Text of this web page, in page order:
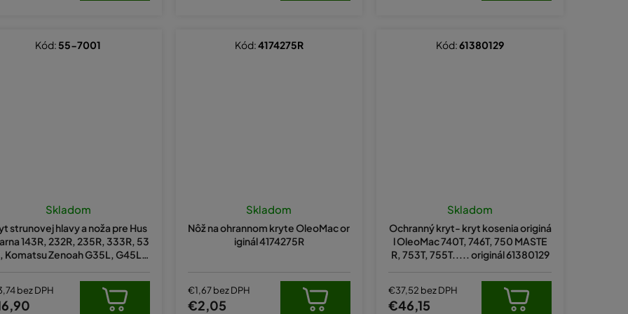
strunovej hlavy a noža pre Hus
143R, 232R, 235R, 333R, 53
Komatsu Zenoah G35L, G45L n
Skladom
bez DPH
Kód: 55-7001
Nôž na ohrannom kryte OleoMac or
iginál 4174275R
Skladom
€1,67 bez DPH
€2,05
Kód:4174275R
Ochranný kryt- kryt kosenia originá
l OleoMac 740T, 746T, 750 MASTE
R, 753T, 755T..... originál 61380129
Skladom
€37,52 bez DPH
€46,15
Kód:61380129